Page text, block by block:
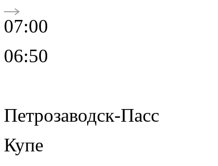
07:00
06:50
Петрозаводск-Пасс
Купе